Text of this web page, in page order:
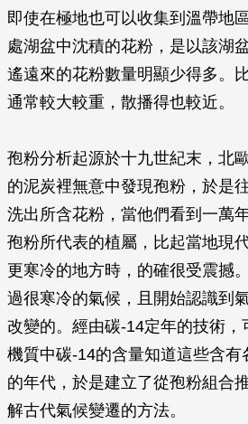
即使在極地也可以收集到溫帶地
處湖盆中沈積的花粉，是以該湖
遙遠來的花粉數量明顯少得多。
通常較大較重，散播得也較近。
孢粉分析起源於十九世紀末，北
的泥炭裡無意中發現孢粉，於是
洗出所含花粉，當他們看到一萬
孢粉所代表的植屬，比起當地現
更寒冷的地方時，的確很受震撼
過很寒冷的氣候，且開始認識到
改變的。經由碳-14定年的技術
機質中碳-14的含量知道這些含有
的年代，於是建立了從孢粉組合
解古代氣候變遷的方法。